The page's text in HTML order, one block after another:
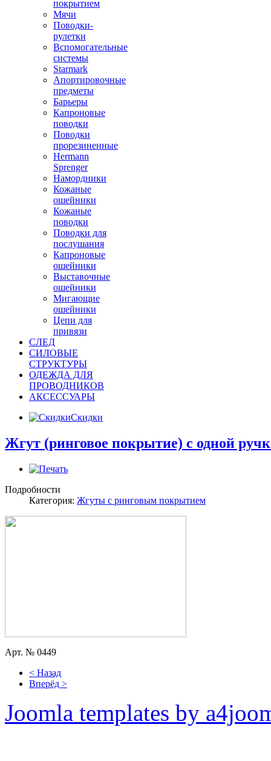
покрытием
Мячи
Поводки-
рулетки
Вспомогательные
системы
Starmark
Апортировочные
предметы
Барьеры
Капроновые
поводки
Поводки
прорезиненные
Hermann
Sprenger
Намордники
Кожаные
ошейники
Кожаные
поводки
Поводки для
послушания
Капроновые
ошейники
Выставочные
ошейники
Мигающие
ошейники
Цепи для
привязи
СЛЕД
СИЛОВЫЕ
СТРУКТУРЫ
ОДЕЖДА ДЛЯ
ПРОВОДНИКОВ
АКСЕССУАРЫ
Скидки
Жгут (ринговое покрытие) с одной
Подробности
Категория: Жгуты с ринговым покрытием
Арт. № 0449
< Назад
Вперёд >
Joomla templates by